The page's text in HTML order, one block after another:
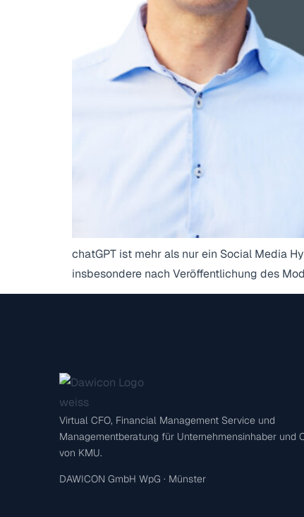
chatGPT ist mehr als nur ein Social Media
insbesondere nach Veröffentlichung des
Virtual CFO, Financial Management Service und
Managementberatung für Unternehmensinhaber und
von KMU.
DAWICON GmbH WpG · Münster